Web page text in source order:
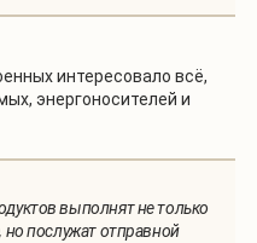
интересовало всё,
энергоносителей и
выполнят не только
но послужат отправной